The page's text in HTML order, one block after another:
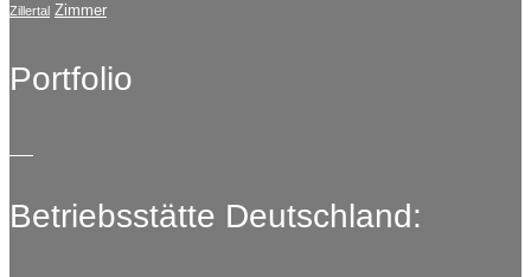
Zillertal Zimmer
Portfolio
Betriebsstätte Deutschland: